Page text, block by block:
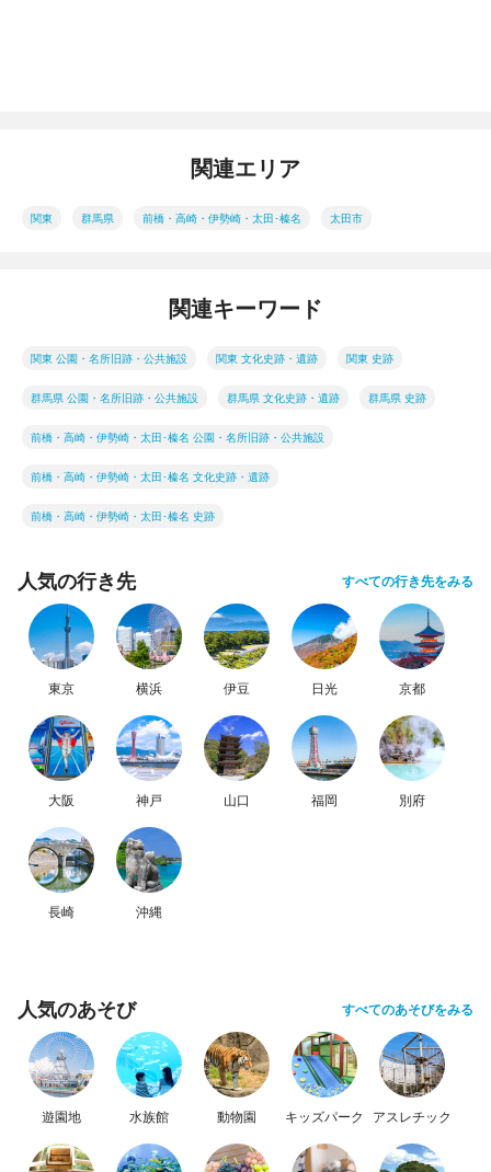
関連エリア
関東 群馬県 前橋・高崎・伊勢崎・太田･榛名 太田市
関連キーワード
関東 公園・名所旧跡・公共施設 関東 文化史跡・遺跡 関東 史跡
群馬県 公園・名所旧跡・公共施設 群馬県 文化史跡・遺跡 群馬県 史跡
前橋・高崎・伊勢崎・太田･榛名 公園・名所旧跡・公共施設
前橋・高崎・伊勢崎・太田･榛名 文化史跡・遺跡
前橋・高崎・伊勢崎・太田･榛名 史跡
人気の行き先 すべての行き先をみる
東京 横浜 伊豆 日光 京都
大阪 神戸 山口 福岡 別府
長崎 沖縄
人気のあそび すべてのあそびをみる
遊園地 水族館 動物園 キッズパーク アスレチック